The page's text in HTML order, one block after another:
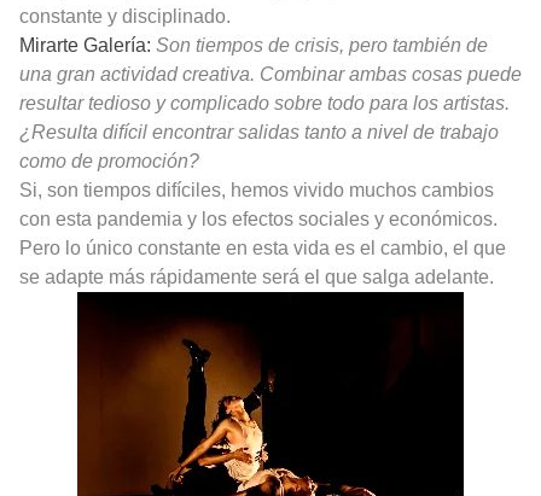
constante y disciplinado.
Mirarte Galería: Son tiempos de crisis, pero también de
una gran actividad creativa. Combinar ambas cosas puede
resultar tedioso y complicado sobre todo para los artistas.
¿Resulta difícil encontrar salidas tanto a nivel de trabajo
como de promoción?
Si, son tiempos difíciles, hemos vivido muchos cambios
con esta pandemia y los efectos sociales y económicos.
Pero lo único constante en esta vida es el cambio, el que
se adapte más rápidamente será el que salga adelante.